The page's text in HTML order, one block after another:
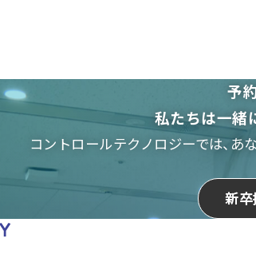
予
私たちは一緒
コントロールテクノロジーでは、あ
新